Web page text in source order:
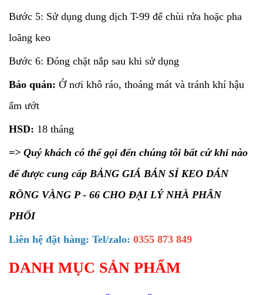
Bước 5: Sử dụng dung dịch T-99 để chùi rửa hoặc pha
loãng keo
Bước 6: Đóng chặt nắp sau khi sử dụng
Bảo quản: Ở nơi khô ráo, thoáng mát và tránh khí hậu
ẩm ướt
HSD: 18 tháng
=> Quý khách có thể gọi đến chúng tôi bất cứ khi nào
để được cung cấp BẢNG GIÁ BÁN SỈ KEO DÁN
RỒNG VÀNG P - 66 CHO ĐẠI LÝ NHÀ PHÂN
PHỐI
Liên hệ đặt hàng: Tel/zalo: 0355 873 849
DANH MỤC SẢN PHẨM